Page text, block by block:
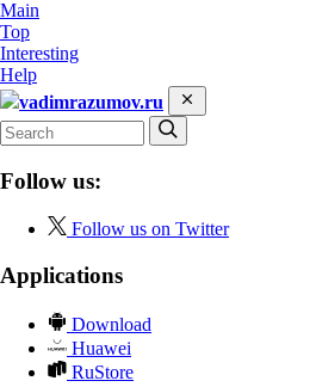
Main
Top
Interesting
Help
vadimrazumov.ru
Follow us:
Follow us on Twitter
Applications
Download
Huawei
RuStore